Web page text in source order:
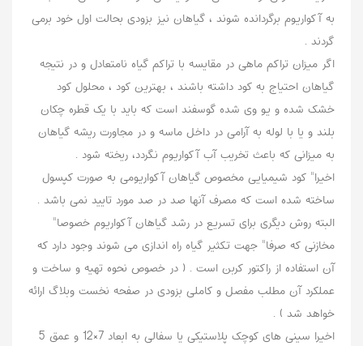
به آکواریوم برگردانده شوند ، گیاهان نیز بزودی بحالت اول خود برمی
گردند .
اگر میزان تراکم ماهی در مقایسه با تراکم گیاه نامتعادل و در نتیجه
گیاهان احتیاج به کود داشته باشند ، بهترین کود ، محلول کود
خشک شده و یو وی شده گوسفند است که باید با یک قطره چکان
بلند و یا با لوله به آرامی در داخل ماسه و در مجاورت ریشه گیاهان
به میزانی که باعث تخریب آب آکواریوم نگردد، ریخته شود .
اخیرا" کود شیمیایی مخصوص گیاهان آکواریومی به صورت کپسول
ساخته شده است که مصرف آنها صد در صد مورد تایید نمی باشد .
البته روش دیگری برای تسریع در رشد گیاهان آکواریوم خصوصا"
مخازنی که صرفا" جهت تکثیر گیاه راه اندازی می شوند وجود دارد که
آن استفاده از راکتور کربن است . ( در خصوص نحوه تهیه و ساخت و
عملکرد آن مطلب مفصل و کاملی بزودی در صفحه نخست وبلاگ ارائه
خواهد شد ) .
اخیرا سینی های کوچک پلاستیکی یا سفالی به ابعاد 7×12 و عمق 5